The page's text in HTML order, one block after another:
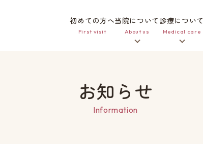
初めての方へ
First visit
当院について
About us
診療について
Medical care
お知らせ
Information